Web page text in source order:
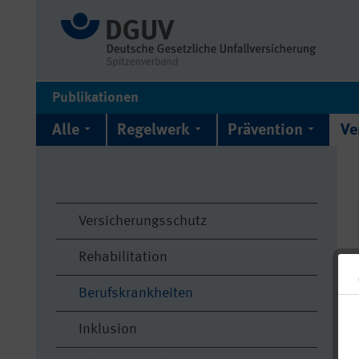
Publikationen
Alle Regelwerk Prävention
Versicherungsschutz
Rehabilitation
Berufskrankheiten
Inklusion